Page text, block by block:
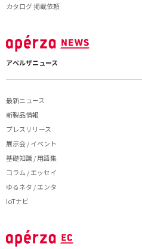
カタログ 掲載依頼
アペルザニュース
最新ニュース
新製品情報
プレスリリース
展示会 / イベント
基礎知識 / 用語集
コラム / エッセイ
ゆるネタ / エンタ
IoTナビ